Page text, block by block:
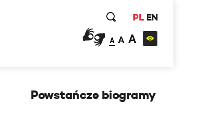
PL EN
A A A
Powstańcze biogramy